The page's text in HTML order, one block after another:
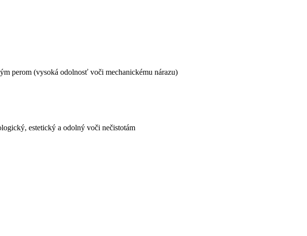
perom (vysoká odolnosť voči mechanickému nárazu)
estetický a odolný voči nečistotám